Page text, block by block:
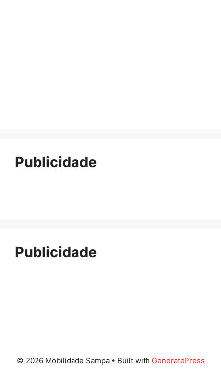
Publicidade
Publicidade
© 2026 Mobilidade Sampa• Built with GeneratePress